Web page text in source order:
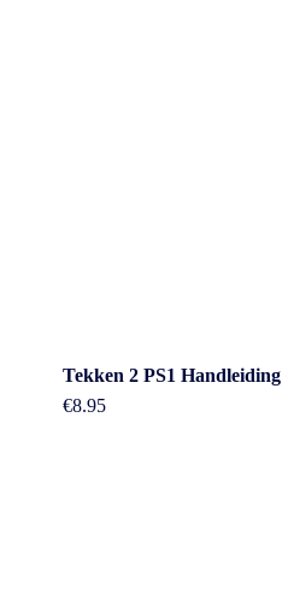
Tekken 2 PS1 Handleiding
€8.95